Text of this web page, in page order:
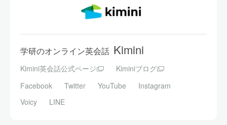
学研のオンライン英会話 Kimini
Kimini英会話公式ページ
Kiminiブログ
Facebook
Twitter YouTube
Instagram
Voicy
LINE